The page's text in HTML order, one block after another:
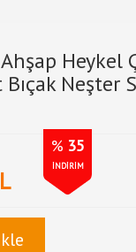
Heykel
Neşter
% 35
İNDİRİM